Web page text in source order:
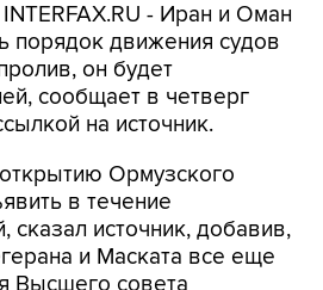
- Иран и Оман
порядок движения судов
он будет
сообщает в четверг
на источник.
Ормузского
в течение
сказал источник, добавив,
и Маската все еще